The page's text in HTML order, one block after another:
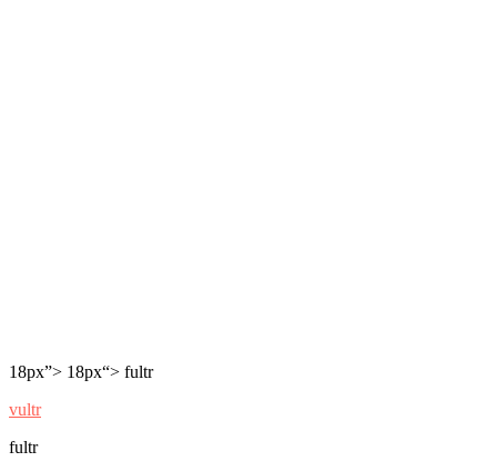
18px”> 18px“> fultr
vultr
fultr